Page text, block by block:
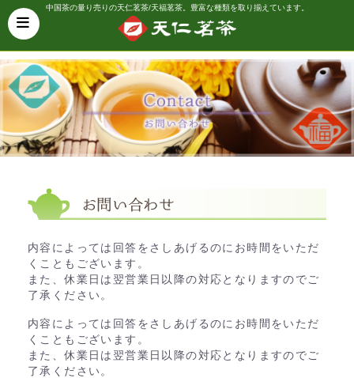
中国茶の量り売りの天仁茗茶/天福茗茶。豊富な種類を取り揃えています。
内容によっては回答をさしあげるのにお時間をいただ
くこともございます。
また、休業日は翌営業日以降の対応となりますのでご
了承ください。
内容によっては回答をさしあげるのにお時間をいただ
くこともございます。
また、休業日は翌営業日以降の対応となりますのでご
了承ください。